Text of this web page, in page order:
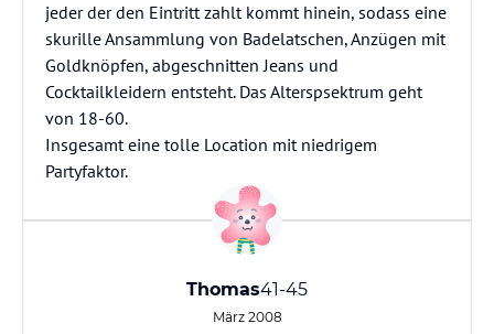
jeder der den Eintritt zahlt kommt hinein, sodass eine
skurille Ansammlung von Badelatschen, Anzügen mit
Goldknöpfen, abgeschnitten Jeans und
Cocktailkleidern entsteht. Das Alterspsektrum geht
von 18-60.
Insgesamt eine tolle Location mit niedrigem
Partyfaktor.
Thomas41-45
März 2008